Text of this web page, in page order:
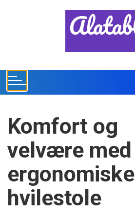
Komfort og
velvære med
ergonomiske
hvilestole